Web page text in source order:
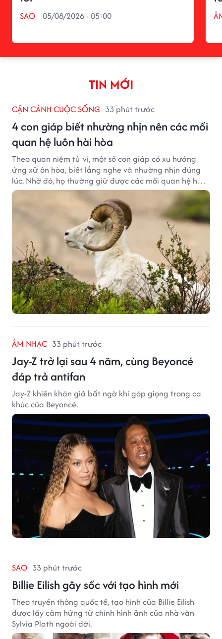
SAO 05/08/2026 - 05:00
TIN MỚI
CẬN CẢNH CUỘC SỐNG 33 phút trước
4 con giáp biết nhường nhịn nên các mối
quan hệ luôn hài hòa
Theo quan niệm tử vi, một số con giáp có xu hướng
ứng xử ôn hòa, biết lắng nghe và nhường nhịn đúng
lúc. Nhờ đó, họ thường giữ được các mối quan hệ hài
hòa và nhận được sự yêu mến từ những người xung
ÂM NHẠC 33 phút trước
Jay-Z trở lại sau 4 năm, cùng Beyoncé
đáp trả antifan
Jay-Z khiến khán giả bất ngờ khi góp giọng trong ca
khúc của Beyoncé.
SAO 33 phút trước
Billie Eilish gây sốc với tạo hình mới
Theo truyền thông quốc tế, tạo hình của Billie Eilish
được lấy cảm hứng từ chính hình ảnh của nhà văn
Sylvia Plath ngoài đời.